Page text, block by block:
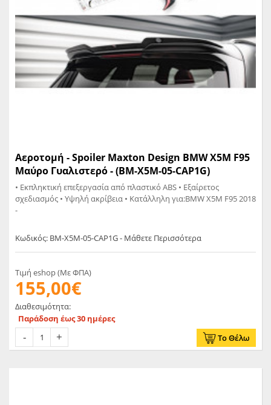
Αεροτομή - Spoiler Maxton Design BMW X5M F95
Μαύρο Γυαλιστερό - (BM-X5M-05-CAP1G)
• Εκπληκτική επεξεργασία από πλαστικό ABS • Εξαίρετος
σχεδιασμός • Υψηλή ακρίβεια • Κατάλληλη για:BMW X5M F95 2018
-
Κωδικός: BM-X5M-05-CAP1G - Μάθετε Περισσότερα
Τιμή eshop (Με ΦΠΑ)
155,00€
Διαθεσιμότητα:
Παράδοση έως 30 ημέρες
Το Θέλω